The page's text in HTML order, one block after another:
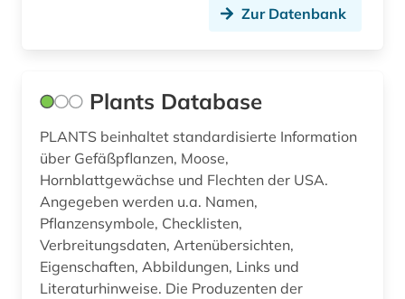
geschichte 1945 - 1959 (1)
geschichte 1945-1991 (1)
geschichte 1945-1995 (2)
geschichte 1945-2004 (1)
geschichte <1639-1800> (1)
geschichte anfänge-2000 (1)
geschichtsunterricht (1)
Zur Datenbank
Plants Database
PLANTS beinhaltet standardisierte Information
über Gefäßpflanzen, Moose,
Hornblattgewächse und Flechten der USA.
Angegeben werden u.a. Namen,
Pflanzensymbole, Checklisten,
Verbreitungsdaten, Artenübersichten,
Eigenschaften, Abbildungen, Links und
Literaturhinweise. Die Produzenten der